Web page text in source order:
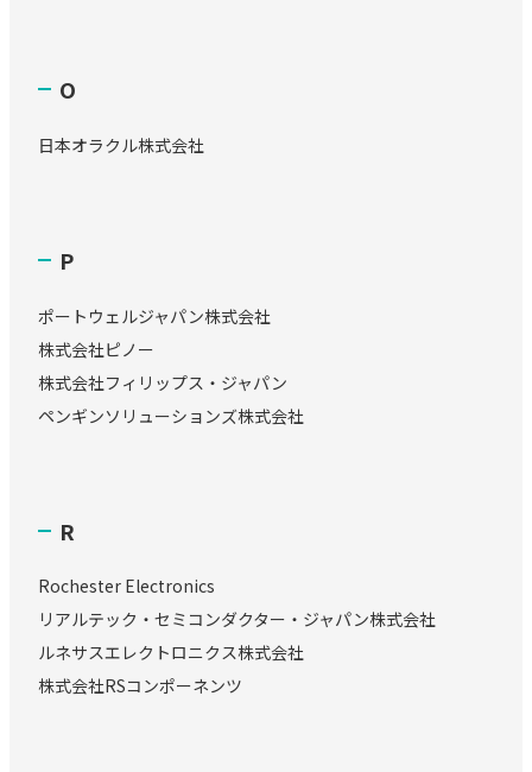
O
日本オラクル株式会社
P
ポートウェルジャパン株式会社
株式会社ピノー
株式会社フィリップス・ジャパン
ペンギンソリューションズ株式会社
R
Rochester Electronics
リアルテック・セミコンダクター・ジャパン株式会社
ルネサスエレクトロニクス株式会社
株式会社RSコンポーネンツ